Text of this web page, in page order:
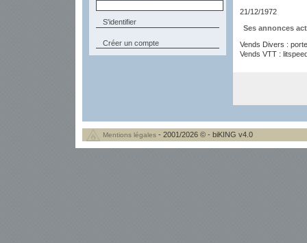
Créer un compte
21/12/1972
Ses annonces
Vends Divers :
Vends VTT :
Mentions légales - 2001/2026 © - biKING v4.0